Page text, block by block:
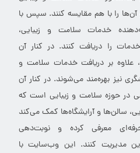
را با هم مقایسه کنند. سپس با
خدمات سلامت و زیبایی،
را دریافت کنند. در کنار آن
علاوه بر دریافت خدمات سلامت و
نیز بهره‌مند می‌شوند. در کنار آن
در حوزه سلامت و زیبایی است که
سالن‌ها و آرایشگاه‌ها کمک می‌کند
معرفی کرده و نوبت‌دهی
مدیریت کنند. این وب‌سایت با